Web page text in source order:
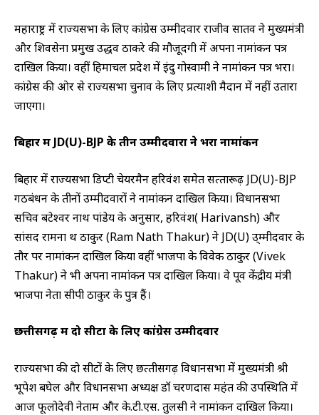
महाराष्ट्र में राज्यसभा के लिए कांग्रेस उम्मीदवार राजीव सातव ने मुख्यमंत्री
और शिवसेना प्रमुख उद्धव ठाकरे की मौजूदगी में अपना नामांकन पत्र
दाखिल किया। वहीं हिमाचल प्रदेश में इंदु गोस्वामी ने नामांकन पत्र भरा।
कांग्रेस की ओर से राज्यसभा चुनाव के लिए प्रत्याशी मैदान में नहीं उतारा
जाएगा।
बिहार में JD(U)-BJP के तीन उम्‍मीदवारों ने भरा नामांकन
बिहार में राज्‍यसभा डिप्‍टी चेयरमैन हरिवंश समेत सत्‍तारूढ़ JD(U)-BJP
गठबंधन के तीनों उम्‍मीदवारों ने नामांकन दाखिल किया। विधानसभा
सचिव बटेश्‍वर नाथ पांडेय के अनुसार, हरिवंश( Harivansh) और
सांसद रामना थ ठाकुर (Ram Nath Thakur) ने JD(U) उ्म्‍मीदवार के
तौर पर नामांकन दाखिल किया वहीं भाजपा के विवेक ठाकुर (Vivek
Thakur) ने भी अपना नामांकन पत्र दाखिल किया। वे पूर्व केंद्रीय मंत्री
भाजपा नेता सीपी ठाकुर के पुत्र हैं।
छत्तीसगढ़ में दो सीटों के लिए कांग्रेस उम्मीदवार
राज्‍यसभा की दो सीटों के लिए छत्‍तीसगढ़ विधानसभा में मुख्यमंत्री श्री
भूपेश बघेल और विधानसभा अध्यक्ष डॉ चरणदास महंत की उपस्थिति में
आज फूलोदेवी नेताम और के.टी.एस. तुलसी ने नामांकन दाखिल किया।